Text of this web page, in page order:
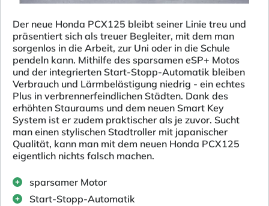
Der neue Honda PCX125 bleibt seiner Linie treu und
präsentiert sich als treuer Begleiter, mit dem man
sorgenlos in die Arbeit, zur Uni oder in die Schule
pendeln kann. Mithilfe des sparsamen eSP+ Motos
und der integrierten Start-Stopp-Automatik bleiben
Verbrauch und Lärmbelästigung niedrig - ein echtes
Plus in verbrennerfeindlichen Städten. Dank des
erhöhten Stauraums und dem neuen Smart Key
System ist er zudem praktischer als je zuvor. Sucht
man einen stylischen Stadtroller mit japanischer
Qualität, kann man mit dem neuen Honda PCX125
eigentlich nichts falsch machen.
sparsamer Motor
Start-Stopp-Automatik